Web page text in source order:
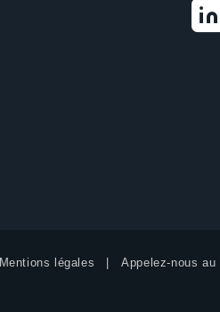
Mentions légales Appelez-nous au